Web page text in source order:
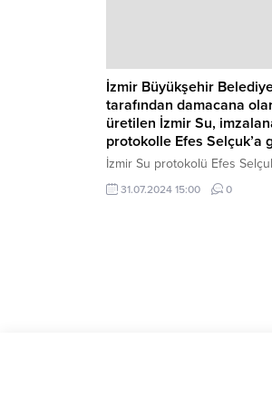
İzmir Büyükşehir
tarafından damacana
üretilen İzmir Su,
protokolle Efes Selçuk’a
İzmir Su protokolü Efes
Başkanı Filiz Ceritoğlu Sengel
Büyükşehir Belediyesi Grand
31.07.2024 15:00 0